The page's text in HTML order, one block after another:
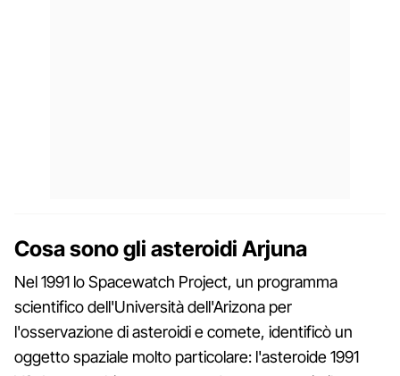
Cosa sono gli asteroidi Arjuna
Nel 1991 lo Spacewatch Project, un programma
scientifico dell'Università dell'Arizona per
l'osservazione di asteroidi e comete, identificò un
oggetto spaziale molto particolare: l'asteroide 1991